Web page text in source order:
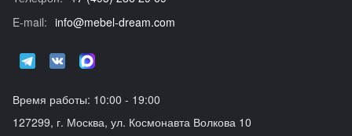
E-mail: info@mebel-dream.com
Время работы: 10:00 - 19:00
127299, г. Москва, ул. Космонавта Волкова 10